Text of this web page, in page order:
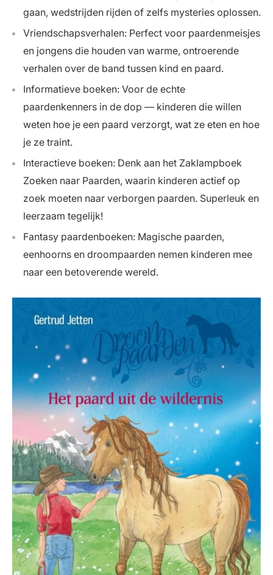
gaan, wedstrijden rijden of zelfs mysteries oplossen.
Vriendschapsverhalen: Perfect voor paardenmeisjes
en jongens die houden van warme, ontroerende
verhalen over de band tussen kind en paard.
Informatieve boeken: Voor de echte
paardenkenners in de dop — kinderen die willen
weten hoe je een paard verzorgt, wat ze eten en hoe
je ze traint.
Interactieve boeken: Denk aan het Zaklampboek
Zoeken naar Paarden, waarin kinderen actief op
zoek moeten naar verborgen paarden. Superleuk en
leerzaam tegelijk!
Fantasy paardenboeken: Magische paarden,
eenhoorns en droompaarden nemen kinderen mee
naar een betoverende wereld.